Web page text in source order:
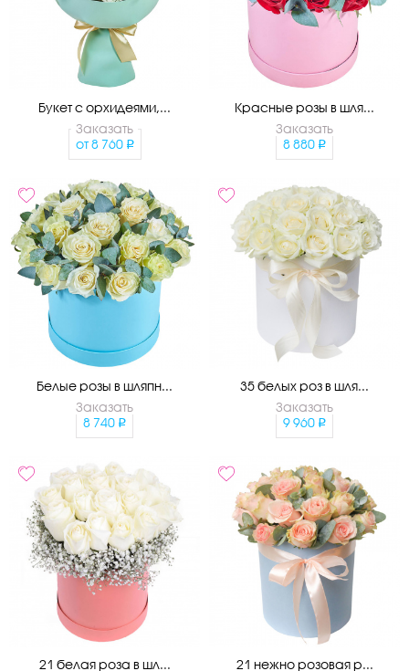
Букет с орхидеями,...
Заказать
от 8 760
Красные розы в шля...
Заказать
8 880
Белые розы в шляпн...
Заказать
8 740
35 белых роз в шля...
Заказать
9 960
21 белая роза в шл... 21 нежно розовая р...